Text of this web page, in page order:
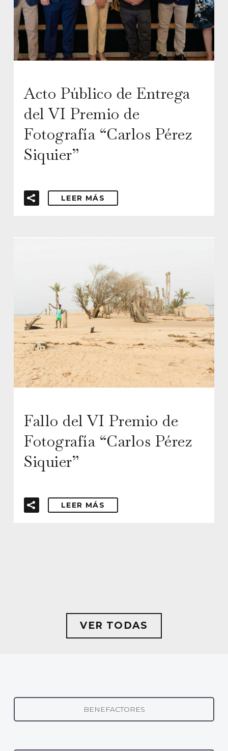
Acto Público de Entrega
del VI Premio de
Fotografía “Carlos Pérez
Siquier”
LEER MÁS
Fallo del VI Premio de
Fotografía “Carlos Pérez
Siquier”
LEER MÁS
VER TODAS
BENEFACTORES